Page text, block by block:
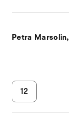
Petra Marsolin,
12